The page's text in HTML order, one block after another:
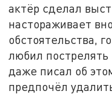
актёр сделал
настораживает
обстоятельства,
любил
даже писал об
предпочёл